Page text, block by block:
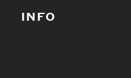
INFO